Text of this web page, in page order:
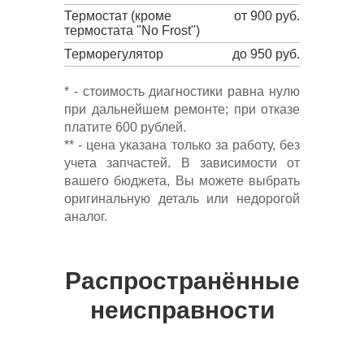
Термостат (кроме
термостата "No Frost")
от 900 руб.
Терморегулятор до 950 руб.
* - стоимость диагностики равна нулю
при дальнейшем ремонте; при отказе
платите 600 рублей.
** - цена указана только за работу, без
учета запчастей. В зависимости от
вашего бюджета, Вы можете выбрать
оригинальную деталь или недорогой
аналог.
Распространённые
неисправности